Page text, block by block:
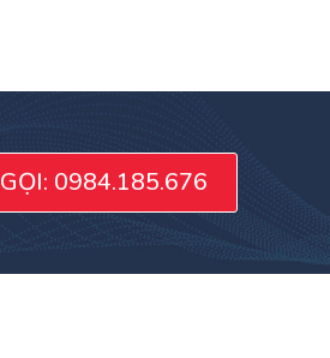
GỌI: 0984.185.676